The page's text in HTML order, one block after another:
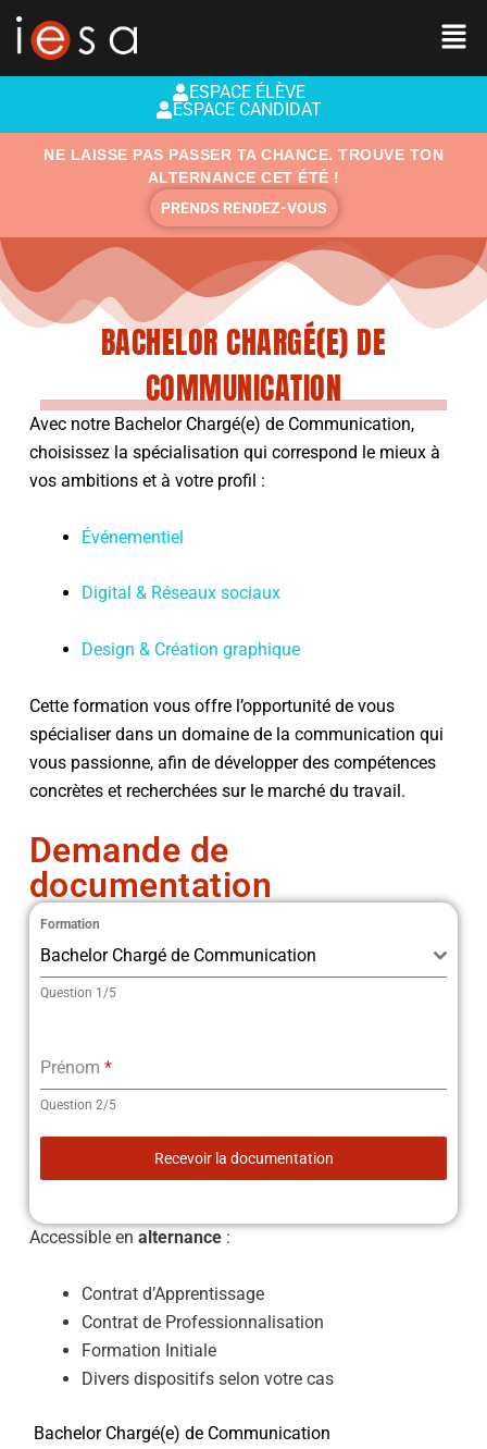
Aller
ESPACE ÉLÈVE
ESPACE CANDIDAT
NE LAISSE PAS PASSER TA CHANCE. TROUVE TON
ALTERNANCE CET ÉTÉ !
PRENDS RENDEZ-VOUS
BACHELOR CHARGÉ(E) DE
COMMUNICATION
Avec notre Bachelor Chargé(e) de Communication,
choisissez la spécialisation qui correspond le mieux à
vos ambitions et à votre profil :
Événementiel
Digital & Réseaux sociaux
Design & Création graphique
Cette formation vous offre l’opportunité de vous
spécialiser dans un domaine de la communication qui
vous passionne, afin de développer des compétences
concrètes et recherchées sur le marché du travail.
Demande de
documentation
Formation
Bachelor Chargé de Communication
Question 1/5
Prénom *
Question 2/5
Recevoir la documentation
Accessible en alternance :
Contrat d’Apprentissage
Contrat de Professionnalisation
Formation Initiale
Divers dispositifs selon votre cas
Bachelor Chargé(e) de Communication